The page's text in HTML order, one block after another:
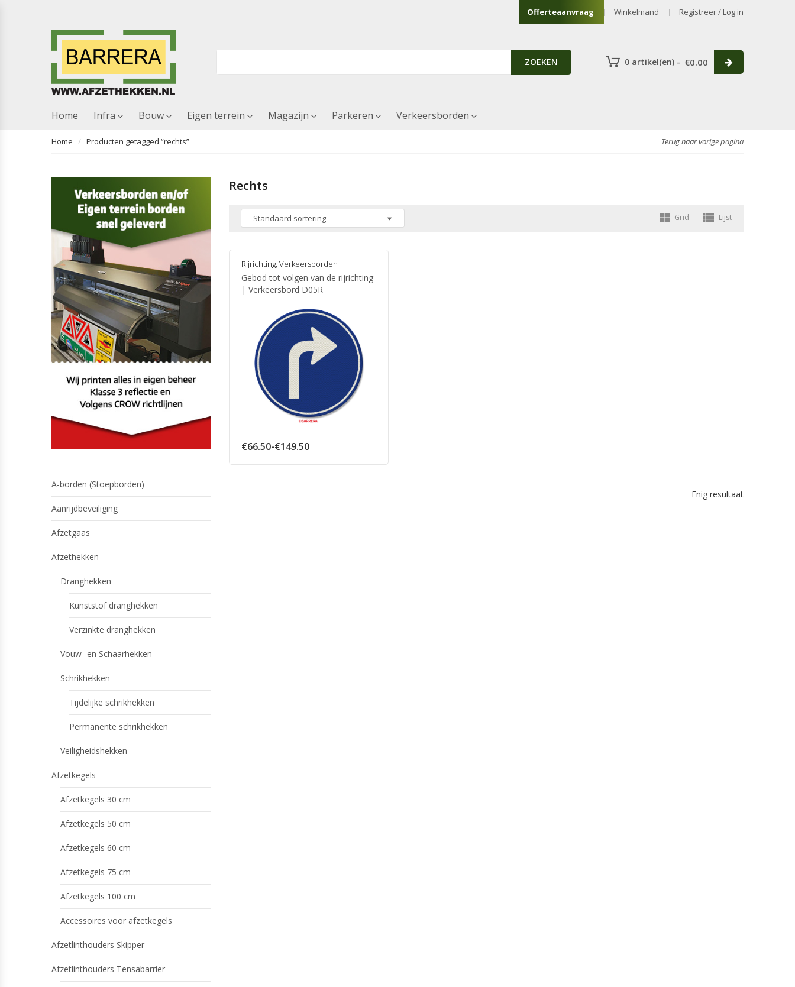
Offerteaanvraag Winkelmand Registreer / Log in
ZOEKEN 0 artikel(en) - €0.00
Home Infra Bouw Eigen terrein Magazijn Parkeren Verkeersborden
Home Producten getagged “rechts” Terug naar vorige pagina
Rechts
Grid Lijst
Rijrichting, Verkeersborden
Gebod tot volgen van de rijrichting
| Verkeersbord D05R
€66.50-€149.50Prijsklasse:
Enig resultaat
A-borden (Stoepborden)
Aanrijdbeveiliging
Afzetgaas
Afzethekken
Dranghekken
Kunststof dranghekken
Verzinkte dranghekken
Vouw- en Schaarhekken
Schrikhekken
Tijdelijke schrikhekken
Permanente schrikhekken
Veiligheidshekken
Afzetkegels
Afzetkegels 30 cm
Afzetkegels 50 cm
Afzetkegels 60 cm
Afzetkegels 75 cm
Afzetkegels 100 cm
Accessoires voor afzetkegels
Afzetlinthouders Skipper
Afzetlinthouders Tensabarrier